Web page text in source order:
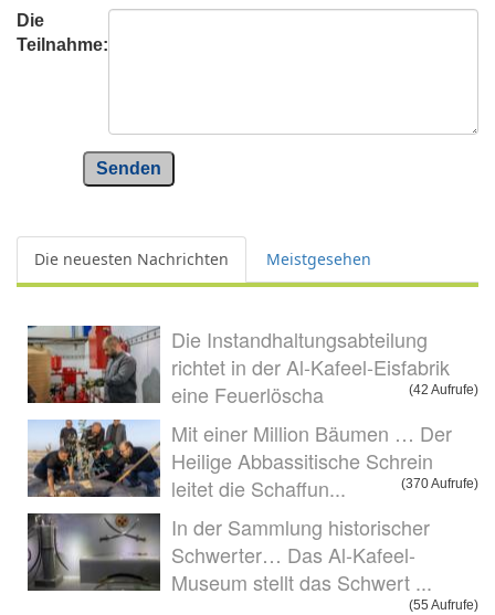
Die
Teilnahme:
Senden
Die neuesten Nachrichten Meistgesehen
Die Instandhaltungsabteilung
richtet in der Al-Kafeel-Eisfabrik
eine Feuerlöscha
(42 Aufrufe)
Mit einer Million Bäumen … Der
Heilige Abbassitische Schrein
leitet die Schaffun...
(370 Aufrufe)
In der Sammlung historischer
Schwerter… Das Al-Kafeel-
Museum stellt das Schwert ...
(55 Aufrufe)